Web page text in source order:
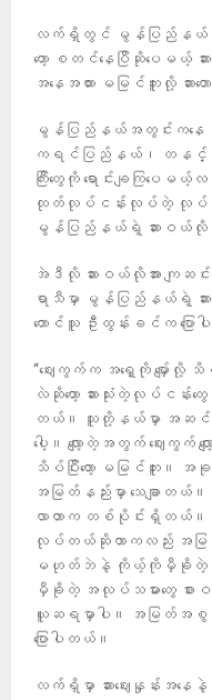
လက်ရှိတွင် မွန်ပြည်နယ်မှာ
တော့ စတင်နေပြီဆိုပေမယ့် ဆ
အနေအထား မမြင်ဘူးလို့ ဆာ
မွန်ပြည်နယ်အတွင်းကနေ
ကရင်ပြည်နယ်၊ တနင်္သာ
ကြီးတွေကို ရောင်းချကြပေမယ့်
ထုတ်လုပ်ငန်းလုပ်တဲ့ လုပ်ငန်
မွန်ပြည်နယ်ရဲ့ ဆားဝယ်လိုအ
အဲဒီလို ဆားဝယ်လိုအား ကျ
ရာသီမှာ မွန်ပြည်နယ်ရဲ့ ဆား
တောင်သူ ဦးထွန်းခင်က ပြော
“ဈေးကွက်က အရှေ့ကို မျှော်လို့
လဲဆိုတော့ ဆားသုံးတဲ့လုပ်ငန်းတွေ တ
တယ်။ သူတို့နယ်မှာ အဆင်မပြေတဲ့
ပေါ့။ လျော့တဲ့အတွက် ဈေးကွက် လျေ
သိပ်ပြီးတော့ မမြင်ဘူး။ အခု
အမြတ်နည်းမှာ သေချာတယ်
လာတာက တစ်ပိုင်းရှိတယ်
လုပ်တယ်ဆိုတာကလည်း အမြတ်အ
မဟုတ်ဘဲနဲ့ ကိုယ့်ကိုမှီခိုတဲ့
မှီခိုတဲ့ အလုပ်သမားတွေ စာ
ယူဆရမှာပါ။ အမြတ်အစွန်
ပြောပါတယ်။
လက်ရှိမှာ ဆားဈေးနှုန်းအန